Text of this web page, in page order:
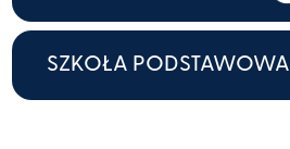
SZKOŁA PODSTAWOWA